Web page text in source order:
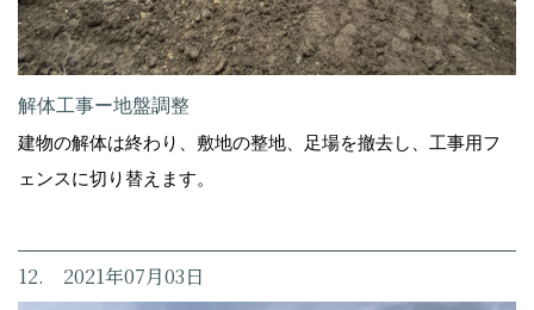
解体工事ー地盤調整
建物の解体は終わり、敷地の整地、足場を撤去し、工事用フ
ェンスに切り替えます。
12. 2021年07月03日